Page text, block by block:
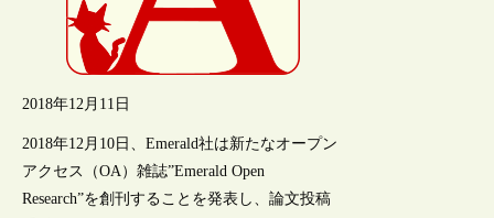
2018年12月11日
2018年12月10日、Emerald社は新たなオープン
アクセス（OA）雑誌”Emerald Open
Research”を創刊することを発表し、論文投稿